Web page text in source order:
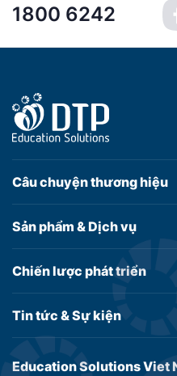
1800 6242
Education Solutions Viet
Câu chuyệnthương hiệu
Sản phẩm &Dịch vụ
Chiến lược phát triển
Tin tức &Sự kiện